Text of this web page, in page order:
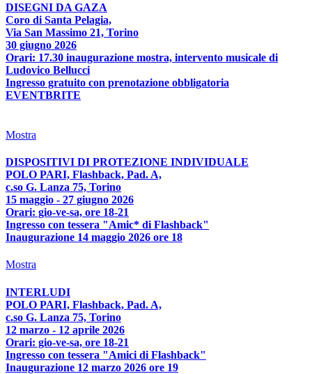
DISEGNI DA GAZA
Coro di Santa Pelagia,
Via San Massimo 21, Torino
30 giugno 2026
Orari: 17.30 inaugurazione mostra, intervento musicale di
Ludovico Bellucci
Ingresso gratuito con prenotazione obbligatoria
EVENTBRITE
Mostra
DISPOSITIVI DI PROTEZIONE INDIVIDUALE
POLO PARI, Flashback, Pad. A,
c.so G. Lanza 75, Torino
15 maggio - 27 giugno 2026
Orari: gio-ve-sa, ore 18-21
Ingresso con tessera "Amic* di Flashback"
Inaugurazione 14 maggio 2026 ore 18
Mostra
INTERLUDI
POLO PARI, Flashback, Pad. A,
c.so G. Lanza 75, Torino
12 marzo - 12 aprile 2026
Orari: gio-ve-sa, ore 18-21
Ingresso con tessera "Amici di Flashback"
Inaugurazione 12 marzo 2026 ore 19